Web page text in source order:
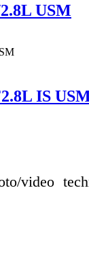
USM
IS
video